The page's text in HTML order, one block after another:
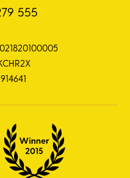
555